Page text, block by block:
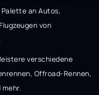
an Autos,
von
verschiedene
Offroad-Rennen,